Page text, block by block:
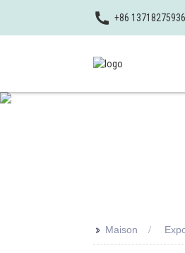
+86 13718275936
>> Maison